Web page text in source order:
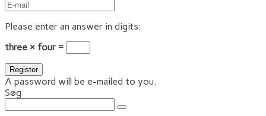
Please enter an answer in digits:
three × four =
A password will be e-mailed to you.
Søg